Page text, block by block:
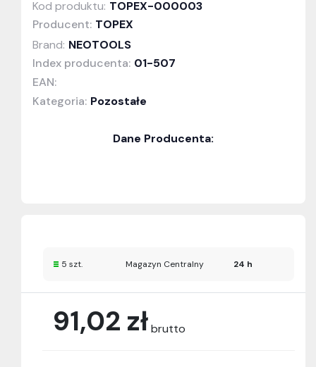
Kod produktu: TOPEX-000003
Producent: TOPEX
Brand: NEOTOOLS
Index producenta: 01-507
EAN:
Kategoria: Pozostałe
Dane Producenta:
91,02 złbrutto
5 szt. Magazyn Centralny 24 h